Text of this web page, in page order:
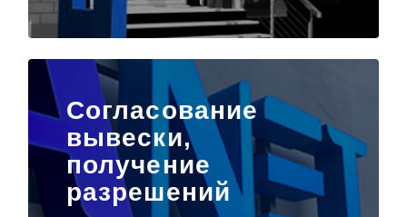
Согласование
вывески,
получение
разрешений